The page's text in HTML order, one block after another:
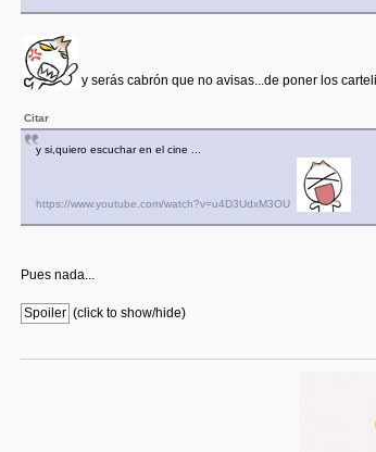
y serás cabrón que no avisas...de poner los
Citar
y si,quiero escuchar en el cine ...
https://www.youtube.com/watch?v=u4D3UdxM3OU
Pues nada...
(click to show/hide)